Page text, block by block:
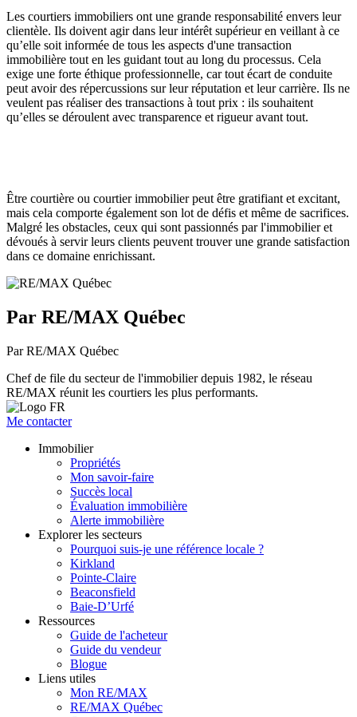
Les courtiers immobiliers ont une grande responsabilité envers leur
clientèle. Ils doivent agir dans leur intérêt supérieur en veillant à ce
qu’elle soit informée de tous les aspects d'une transaction
immobilière tout en les guidant tout au long du processus. Cela
exige une forte éthique professionnelle, car tout écart de conduite
peut avoir des répercussions sur leur réputation et leur carrière. Ils ne
veulent pas réaliser des transactions à tout prix : ils souhaitent
qu’elles se déroulent avec transparence et rigueur avant tout.
Être courtière ou courtier immobilier peut être gratifiant et excitant,
mais cela comporte également son lot de défis et même de sacrifices.
Malgré les obstacles, ceux qui sont passionnés par l'immobilier et
dévoués à servir leurs clients peuvent trouver une grande satisfaction
dans ce domaine enrichissant.
Par RE/MAX Québec
Par RE/MAX Québec
Chef de file du secteur de l'immobilier depuis 1982, le réseau
RE/MAX réunit les courtiers les plus performants.
Me contacter
Immobilier
Propriétés
Mon savoir-faire
Succès local
Évaluation immobilière
Alerte immobilière
Explorer les secteurs
Pourquoi suis-je une référence locale ?
Kirkland
Pointe-Claire
Beaconsfield
Baie-D’Urfé
Ressources
Guide de l'acheteur
Guide du vendeur
Blogue
Liens utiles
Mon RE/MAX
RE/MAX Québec